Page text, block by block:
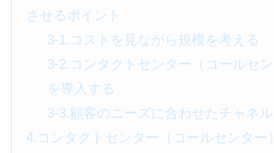
させるポイント
3-1.コストを見ながら規模を考える
3-2.コンタクトセンター（コールセ
を導入する
3-3.顧客のニーズに合わせたチャネ
4.コンタクトセンター（コールセンター